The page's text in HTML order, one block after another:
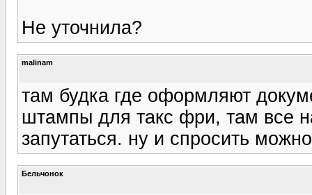
Не уточнила?
malinam
там будка где оформляют
штампы для такс фри, там все
запутаться. ну и спросить
Бельчонок